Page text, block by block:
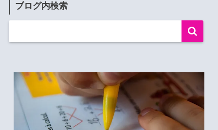
ブログ内検索